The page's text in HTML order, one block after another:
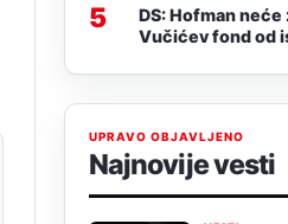
5
DS: Hofman
Vučićev fond od
UPRAVO OBJAVLJENO
Najnovije vesti